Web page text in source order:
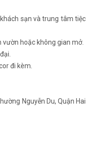
sạn và trung tâm tiệc
hoặc không gian mở.
đi kèm.
Nguyễn Du, Quận Hai